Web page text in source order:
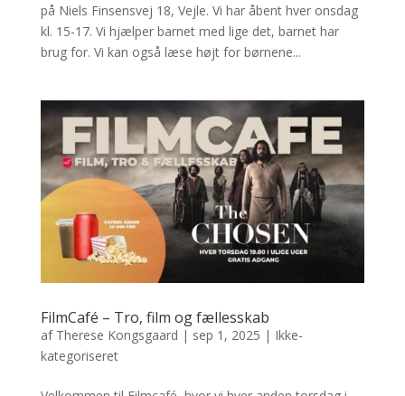
på Niels Finsensvej 18, Vejle. Vi har åbent hver onsdag
kl. 15-17. Vi hjælper barnet med lige det, barnet har
brug for. Vi kan også læse højt for børnene...
FilmCafé – Tro, film og fællesskab
af Therese Kongsgaard | sep 1, 2025 | Ikke-
kategoriseret